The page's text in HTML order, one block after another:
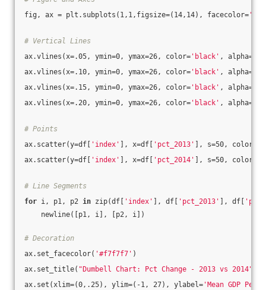
fig, ax = plt.subplots(1,1,figsize=(14,14), facecolor=
# Vertical Lines
ax.vlines(x=.05, ymin=0, ymax=26, color= 'black' ,
ax.vlines(x=.10, ymin=0, ymax=26, color= 'black' ,
ax.vlines(x=.15, ymin=0, ymax=26, color= 'black' ,
ax.vlines(x=.20, ymin=0, ymax=26, color= 'black' ,
# Points
ax.scatter(y=df[ 'index' ], x=df[ 'pct_2013' ], s=50, color=
ax.scatter(y=df[ 'index' ], x=df[ 'pct_2014' ], s=50, color=
# Line Segments
for i, p1, p2 in zip(df[ 'index' ], df[ 'pct_2013' ], df[
newline([p1, i], [p2, i])
# Decoration
ax.set_facecolor( '#f7f7f7' )
ax.set_title( "Dumbell Chart: Pct Change - 2013 vs 2014"
ax.set(xlim=(0,.25), ylim=(-1, 27), ylabel= 'Mean GDP Per